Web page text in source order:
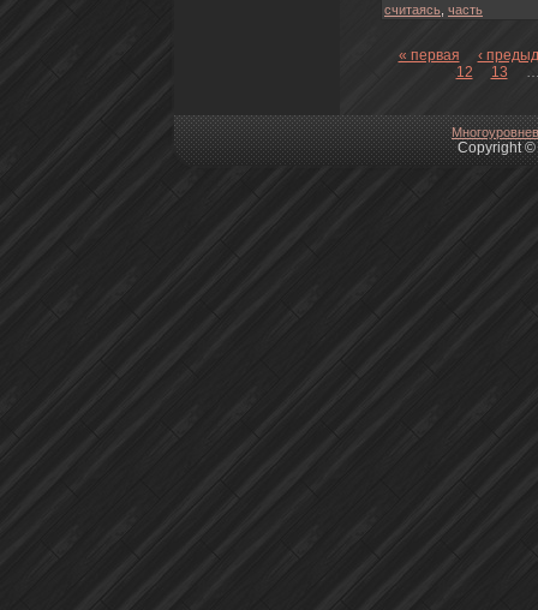
считаясь часть
« первая
‹
12
13
Copyright ©